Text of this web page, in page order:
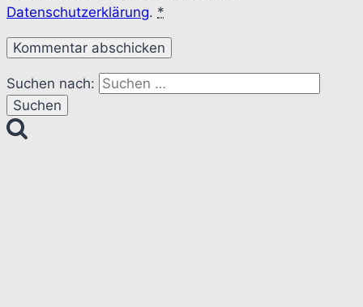
Datenschutzerklärung. *
Suchen nach: